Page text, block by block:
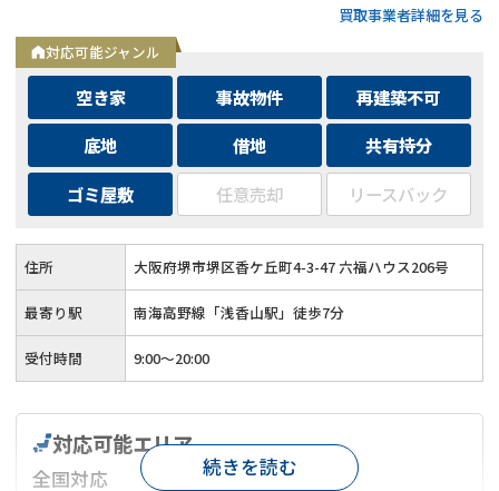
買取事業者詳細を見る
対応可能ジャンル
空き家 事故物件
再建築不可
底地
借地
共有持分
ゴミ屋敷
任意売却 リースバック
住所 大阪府堺市堺区香ケ丘町4-3-47 六福ハウス206号
最寄り駅 南海高野線「浅香山駅」徒歩7分
受付時間 9:00～20:00
対応可能エリア
全国対応 続きを読む